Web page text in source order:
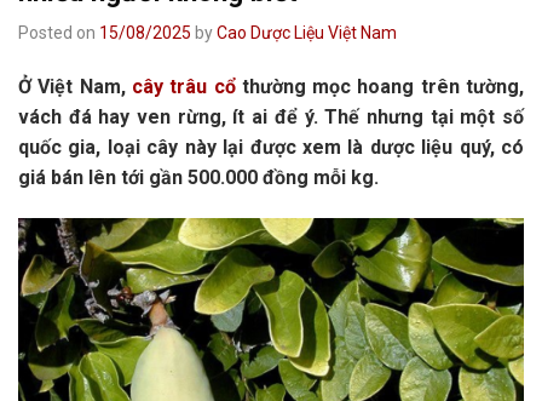
Posted on 15/08/2025 byCao Dược Liệu Việt Nam
Ở Việt Nam, cây trâu cổthường mọc hoang trên tường,
vách đá hay ven rừng, ít ai để ý. Thế nhưng tại một số
quốc gia, loại cây này lại được xem là dược liệu quý, có
giá bán lên tới gần 500.000 đồng mỗi kg.